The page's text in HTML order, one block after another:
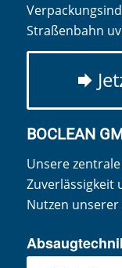
Straßenbahn
BOCLEAN
Unsere
Zuverlässigkeit
Nutzen